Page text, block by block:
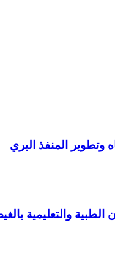
المنفذ البري
والتعليمية